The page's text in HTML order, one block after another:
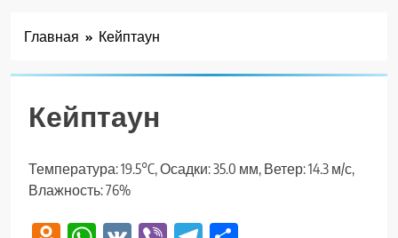
Главная Кейптаун
Кейптаун
Температура: 19.5°C, Осадки: 35.0 мм, Ветер: 14.3 м/с,
Влажность: 76%